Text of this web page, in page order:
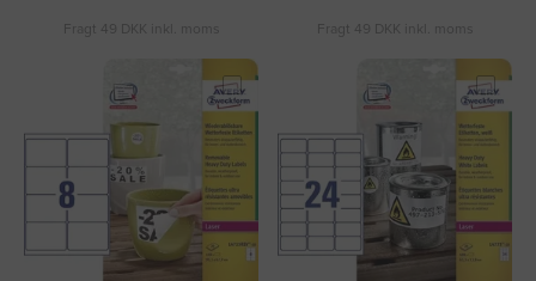
Fragt 49 DKK inkl. moms Fragt 49 DKK inkl. moms